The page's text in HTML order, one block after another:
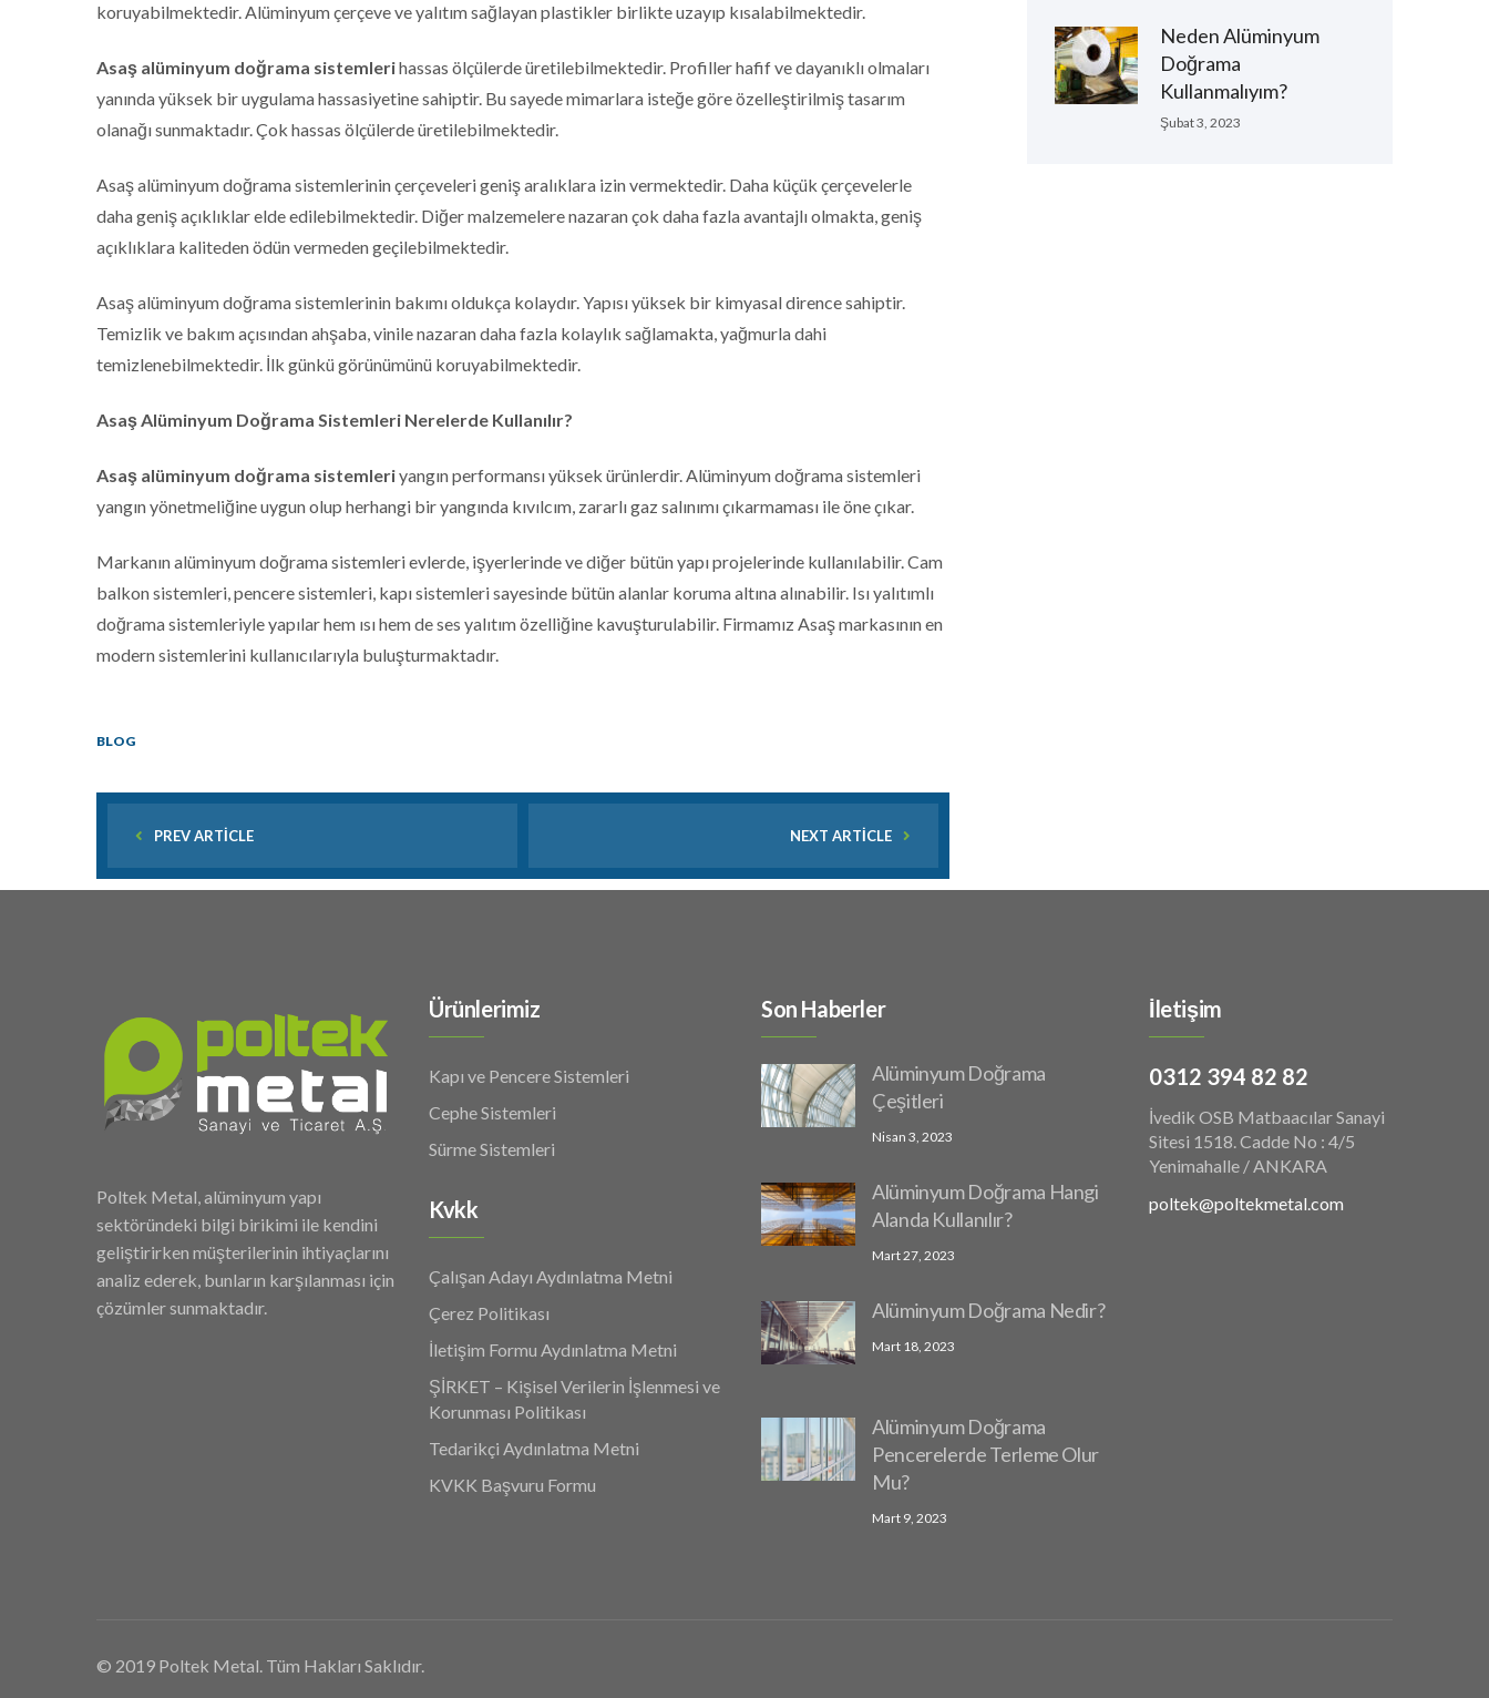
koruyabilmektedir. Alüminyum çerçeve ve yalıtım sağlayan plastikler birlikte uzayıp kısalabilmektedir.
Asaş alüminyum doğrama sistemlerihassas ölçülerde üretilebilmektedir. Profiller hafif ve dayanıklı olmaları
yanında yüksek bir uygulama hassasiyetine sahiptir. Bu sayede mimarlara isteğe göre özelleştirilmiş tasarım
olanağı sunmaktadır. Çok hassas ölçülerde üretilebilmektedir.
Asaş alüminyum doğrama sistemlerinin çerçeveleri geniş aralıklara izin vermektedir. Daha küçük çerçevelerle
daha geniş açıklıklar elde edilebilmektedir. Diğer malzemelere nazaran çok daha fazla avantajlı olmakta, geniş
açıklıklara kaliteden ödün vermeden geçilebilmektedir.
Asaş alüminyum doğrama sistemlerinin bakımı oldukça kolaydır. Yapısı yüksek bir kimyasal dirence sahiptir.
Temizlik ve bakım açısından ahşaba, vinile nazaran daha fazla kolaylık sağlamakta, yağmurla dahi
temizlenebilmektedir. İlk günkü görünümünü koruyabilmektedir.
Asaş Alüminyum Doğrama Sistemleri Nerelerde Kullanılır?
Asaş alüminyum doğrama sistemleriyangın performansı yüksek ürünlerdir. Alüminyum doğrama sistemleri
yangın yönetmeliğine uygun olup herhangi bir yangında kıvılcım, zararlı gaz salınımı çıkarmaması ile öne çıkar.
Markanın alüminyum doğrama sistemleri evlerde, işyerlerinde ve diğer bütün yapı projelerinde kullanılabilir. Cam
balkon sistemleri, pencere sistemleri, kapı sistemleri sayesinde bütün alanlar koruma altına alınabilir. Isı yalıtımlı
doğrama sistemleriyle yapılar hem ısı hem de ses yalıtım özelliğine kavuşturulabilir. Firmamız Asaş markasının en
modern sistemlerini kullanıcılarıyla buluşturmaktadır.
BLOG
PREV ARTICLE NEXT ARTICLE
Neden Alüminyum
Doğrama
Kullanmalıyım?
Şubat 3, 2023
Poltek Metal, alüminyum yapı
sektöründeki bilgi birikimi ile kendini
geliştirirken müşterilerinin ihtiyaçlarını
analiz ederek, bunların karşılanması için
çözümler sunmaktadır.
Ürünlerimiz
Kapı ve Pencere Sistemleri
Cephe Sistemleri
Sürme Sistemleri
Kvkk
Çalışan Adayı Aydınlatma Metni
Çerez Politikası
İletişim Formu Aydınlatma Metni
ŞİRKET – Kişisel Verilerin İşlenmesi ve
Korunması Politikası
Tedarikçi Aydınlatma Metni
KVKK Başvuru Formu
Son Haberler
Alüminyum Doğrama
Çeşitleri
Nisan 3, 2023
Alüminyum Doğrama Hangi
Alanda Kullanılır?
Mart 27, 2023
Alüminyum Doğrama Nedir?
Mart 18, 2023
Alüminyum Doğrama
Pencerelerde Terleme Olur
Mu?
Mart 9, 2023
İletişim
0312 394 82 82
İvedik OSB Matbaacılar Sanayi
Sitesi 1518. Cadde No : 4/5
Yenimahalle / ANKARA
poltek@poltekmetal.com
© 2019 Poltek Metal. Tüm Hakları Saklıdır.